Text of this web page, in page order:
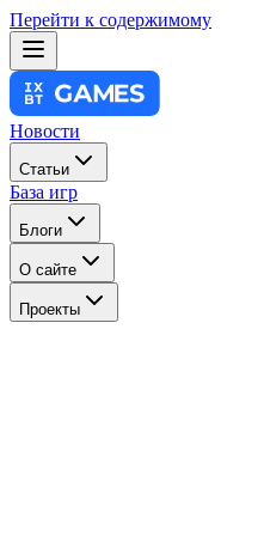
Перейти к содержимому
Новости
Статьи
База игр
Блоги
О сайте
Проекты